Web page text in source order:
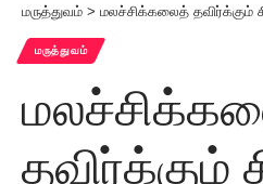
மருத்துவம் > மலச்சிக்கலைத் தவிர்க்கும்
மருத்துவம்
தவிர்க்கும்